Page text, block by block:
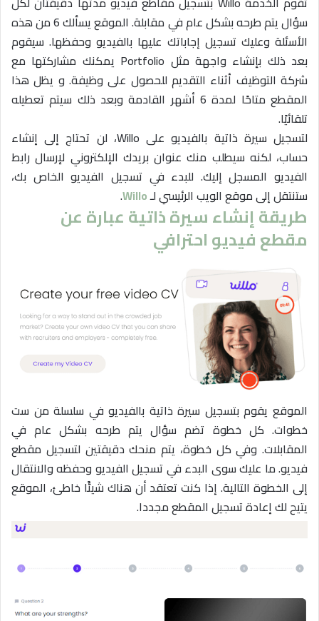
سؤال يتم طرحه بشكل عام في مقابلة. الموقع يسألك 6 من هذه
الأسئلة وعليك تسجيل إجاباتك عليها بالفيديو وحفظها. سيقوم
بعد ذلك بإنشاء واجهة مثل Portfolio يمكنك مشاركتها مع
شركة التوظيف أثناء التقديم للحصول على وظيفة. و يظل هذا
المقطع متاحًا لمدة 6 أشهر القادمة وبعد ذلك سيتم تعطيله
تلقائيًا.
لتسجيل سيرة ذاتية بالفيديو على Willo، لن تحتاج إلى إنشاء
حساب، لكنه سيطلب منك عنوان بريدك الإلكتروني لإرسال رابط
الفيديو المسجل إليك. للبدء في تسجيل الفيديو الخاص بك،
ستنتقل إلى موقع الويب الرئيسي لـWillo
.
طريقة إنشاء سيرة ذاتية عبارة عن
مقطع فيديو احترافي
الموقع يقوم بتسجيل سيرة ذاتية بالفيديو في سلسلة من ست
خطوات. كل خطوة تضم سؤال يتم طرحه بشكل عام في
المقابلات. وفي كل خطوة، يتم منحك دقيقتين لتسجيل مقطع
فيديو. ما عليك سوى البدء في تسجيل الفيديو وحفظه والانتقال
إلى الخطوة التالية. إذا كنت تعتقد أن هناك شيئًا خاطئ، الموقع
يتيح لك إعادة تسجيل المقطع مجددا.